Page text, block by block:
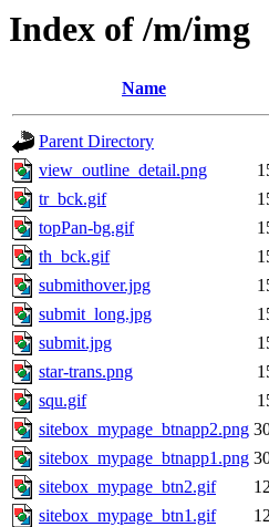
Index of /m/img
Name
Parent Directory
view_outline_detail.png
tr_bck.gif
topPan-bg.gif
th_bck.gif
submithover.jpg
submit_long.jpg
submit.jpg
star-trans.png
squ.gif
sitebox_mypage_btnapp2.png
sitebox_mypage_btnapp1.png
sitebox_mypage_btn2.gif
sitebox_mypage_btn1.gif